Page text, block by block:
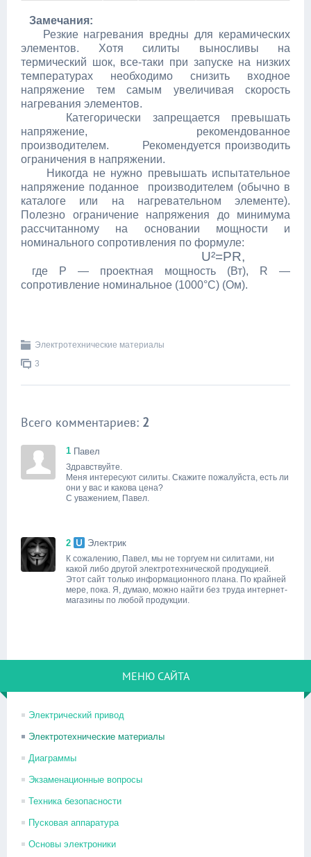
Замечания:
Резкие нагревания вредны для керамических
элементов. Хотя силиты выносливы на
термический шок, все-таки при запуске на низких
температурах необходимо снизить входное
напряжение тем самым увеличивая скорость
нагревания элементов.
Категорически запрещается превышать
напряжение, рекомендованное
производителем. Рекомендуется производить
ограничения в напряжении.
Никогда не нужно превышать испытательное
напряжение поданное производителем (обычно в
каталоге или на нагревательном элементе).
Полезно ограничение напряжения до минимума
рассчитанному на основании мощности и
номинального сопротивления по формуле:
U²=PR,
где P — проектная мощность (Вт), R —
сопротивление номинальное (1000°C) (Ом).
Электротехнические материалы
3
Всего комментариев: 2
1 Павел
Здравствуйте.
Меня интересуют силиты. Скажите пожалуйста, есть ли
они у вас и какова цена?
С уважением, Павел.
2 Электрик
К сожалению, Павел, мы не торгуем ни силитами, ни
какой либо другой электротехнической продукцией.
Этот сайт только информационного плана. По крайней
мере, пока. Я, думаю, можно найти без труда интернет-
магазины по любой продукции.
МЕНЮ САЙТА
Электрический привод
Электротехнические материалы
Диаграммы
Экзаменационные вопросы
Техника безопасности
Пусковая аппаратура
Основы электроники